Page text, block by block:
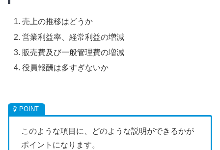
売上の推移はどうか
営業利益率、経常利益の増減
販売費及び一般管理費の増減
役員報酬は多すぎないか
このような項目に、どのような説明ができるかが
ポイントになります。